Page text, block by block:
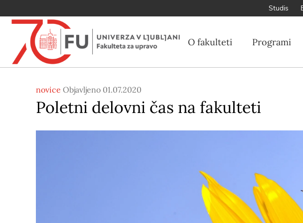
Studis
O fakulteti Programi
novice Objavljeno 01.07.2020
Poletni delovni čas na fakulteti